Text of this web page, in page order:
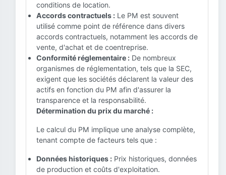
conditions de location.
Accords contractuels : Le PM est souvent
utilisé comme point de référence dans divers
accords contractuels, notamment les accords de
vente, d'achat et de coentreprise.
Conformité réglementaire : De nombreux
organismes de réglementation, tels que la SEC,
exigent que les sociétés déclarent la valeur des
actifs en fonction du PM afin d'assurer la
transparence et la responsabilité.
Détermination du prix du marché :
Le calcul du PM implique une analyse complète,
tenant compte de facteurs tels que :
Données historiques : Prix historiques, données
de production et coûts d'exploitation.